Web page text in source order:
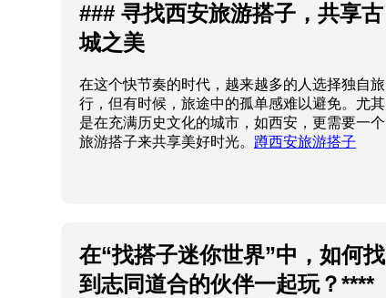
### 寻找西安旅游搭子，共享古
城之美
在这个快节奏的时代，越来越多的人选择独自旅
行，但有时候，旅途中的孤单感难以避免。尤其
是在充满历史文化的城市，如西安，更需要一个
旅游搭子来共享美好时光。 蹲西安旅游搭子
在“找搭子迷你世界”中，如何找
到志同道合的伙伴一起玩？****